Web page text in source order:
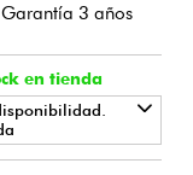
Garantía 3 años
en tienda